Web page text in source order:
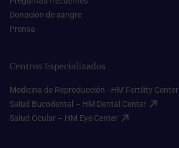
Donación de sangre​
Prensa​
Centros Especializados
Medicina de Reproducción - HM Fertility Center​
Salud Bucodental – HM Dental Center​
Salud Ocular – HM Eye Center​